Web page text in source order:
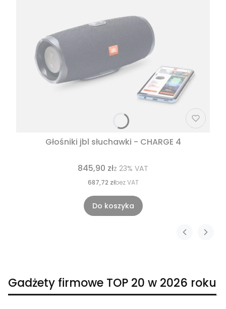
Głośniki jbl słuchawki - CHARGE 4
845,90 złz 23% VAT
687,72 złbez VAT
Do koszyka
Gadżety firmowe TOP 20 w 2026 roku